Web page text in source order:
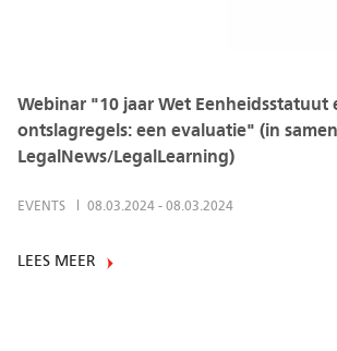
Webinar "10 jaar Wet Eenheidsstatuut
ontslagregels: een evaluatie" (in
LegalNews/LegalLearning)
EVENTS 08.03.2024 - 08.03.2024
LEES MEER